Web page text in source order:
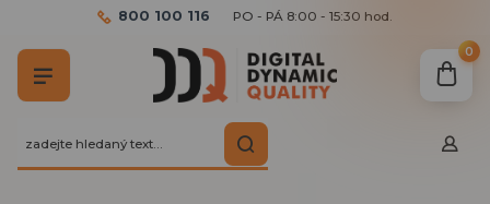
800 100 116 PO - PÁ 8:00 - 15:30 hod.
0